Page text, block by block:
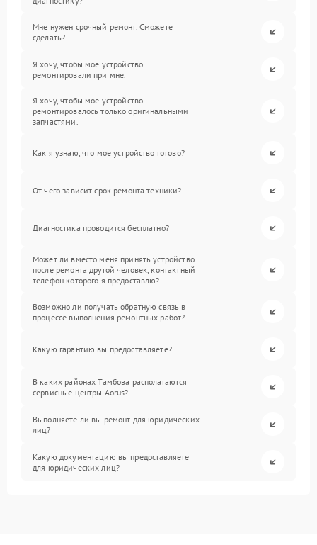
Мне нужен срочный ремонт. Сможете
сделать?
Я хочу, чтобы мое устройство
ремонтировали при мне.
Я хочу, чтобы мое устройство
ремонтировалось только оригинальными
запчастями.
Как я узнаю, что мое устройство готово?
От чего зависит срок ремонта техники?
Диагностика проводится бесплатно?
Может ли вместо меня принять устройство
после ремонта другой человек, контактный
телефон которого я предоставлю?
Возможно ли получать обратную связь в
процессе выполнения ремонтных работ?
Какую гарантию вы предоставляете?
В каких районах Тамбова располагаются
сервисные центры Aorus?
Выполняете ли вы ремонт для юридических
лиц?
Какую документацию вы предоставляете
для юридических лиц?